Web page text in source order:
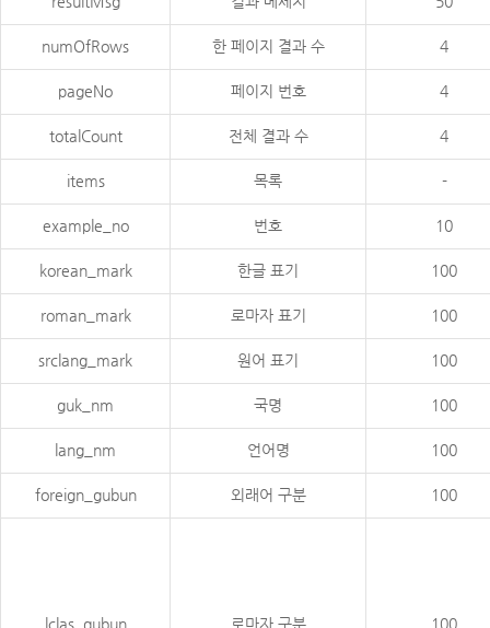
numOfRows 한 페이지 결과 수 4
pageNo 페이지 번호 4
totalCount 전체 결과 수 4
items 목록 -
example_no 번호 10
korean_mark 한글 표기 100
roman_mark 로마자 표기 100
srclang_mark 원어 표기 100
guk_nm 국명 100
lang_nm 언어명 100
foreign_gubun 외래어 구분 100
lclas_gubun 로마자 구분 100